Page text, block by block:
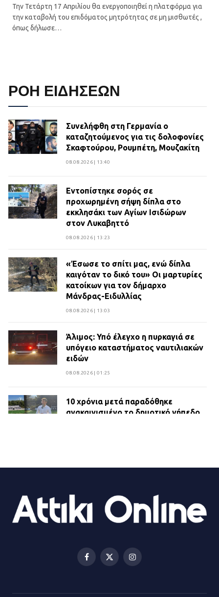
Την Τετάρτη 17 Απριλίου θα ενεργοποιηθεί η πλατφόρμα για
την καταβολή του επιδόματος μητρότητας σε μη μισθωτές ,
όπως δήλωσε…
ΡΟΗ ΕΙΔΗΣΕΩΝ
Συνελήφθη στη Γερμανία ο
καταζητούμενος για τις δολοφονίες
Σκαφτούρου, Ρουμπέτη, Μουζακίτη
08.08.2026 | 13:40
Εντοπίστηκε σορός σε
προχωρημένη σήψη δίπλα στο
εκκλησάκι των Αγίων Ισιδώρων
στον Λυκαβηττό
08.08.2026 | 13:23
«Έσωσε το σπίτι μας, ενώ δίπλα
καιγόταν το δικό του» Οι μαρτυρίες
κατοίκων για τον δήμαρχο
Μάνδρας-Ειδυλλίας
08.08.2026 | 13:03
Άλιμος: Υπό έλεγχο η πυρκαγιά σε
υπόγειο καταστήματος ναυτιλιακών
ειδών
08.08.2026 | 01:25
10 χρόνια μετά παραδόθηκε
ανακαινισμένο το δημοτικό γήπεδο
ΔΗΜΟΣ ΜΑΝΔΡΑΣ ΕΙΔΥΛΛΙΑΣ:
23.07.2026 | 14:58
Πολυχώρο ΙΡΙΣ
21.07.2026 | 14:01
Facebook
X
Instagram